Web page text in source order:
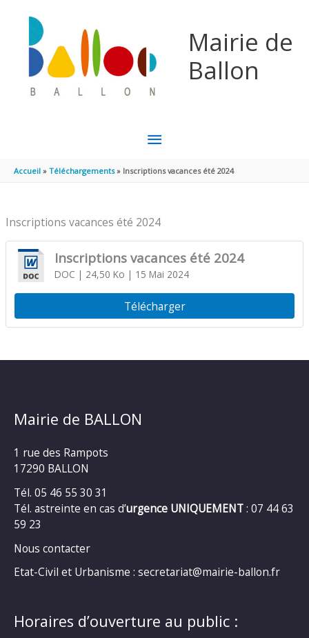
Mairie de
Ballon
MENU
PRINCIPAL
Accueil Téléchargements Inscriptions vacances été 2024
Inscriptions vacances été 2024
Inscriptions vacances été 2024
DOC | 24,50 Ko | 15 Mai 2024
Télécharger
Mairie de BALLON
1 rue des Rampots
17290 BALLON
Tél. 05 46 55 30 31
Tél. astreinte en cas d’urgence UNIQUEMENT: 07 44 63
59 23
Nous contacter
Etat-Civil et Urbanisme : secretariat@mairie-ballon.fr
Horaires d’ouverture au public :